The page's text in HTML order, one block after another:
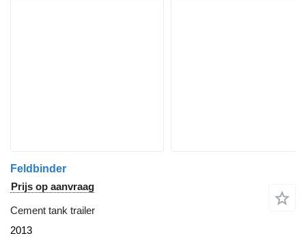
Feldbinder
Prijs op aanvraag
Cement tank trailer
2013